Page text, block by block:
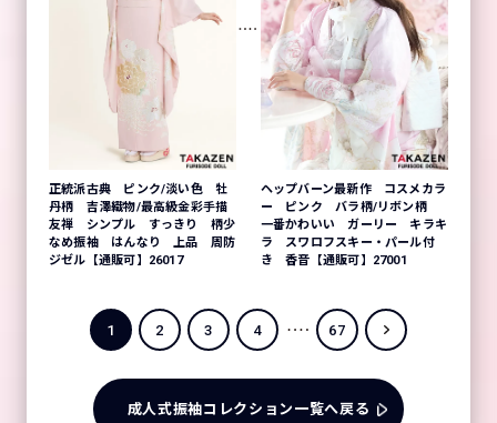
正統派古典 ピンク/淡い色 牡
丹柄 吉澤織物/最高級金彩手描
友禅 シンプル すっきり 柄少
なめ振袖 はんなり 上品 周防
ジゼル【通販可】26017
ヘップバーン最新作 コスメカラ
ー ピンク バラ柄/リボン柄
一番かわいい ガーリー キラキ
ラ スワロフスキー・パール付
き 香音【通販可】27001
1 2 3 4 67
成人式振袖コレクション一覧へ戻る